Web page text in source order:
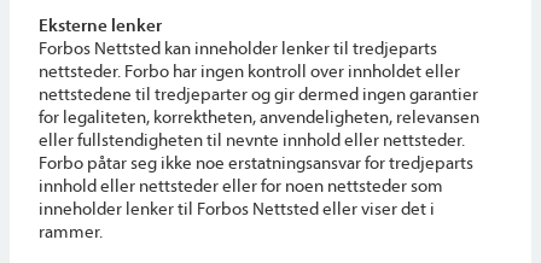
Eksterne lenker
Forbos Nettsted kan inneholder lenker til tredjeparts
nettsteder. Forbo har ingen kontroll over innholdet eller
nettstedene til tredjeparter og gir dermed ingen garantier
for legaliteten, korrektheten, anvendeligheten, relevansen
eller fullstendigheten til nevnte innhold eller nettsteder.
Forbo påtar seg ikke noe erstatningsansvar for tredjeparts
innhold eller nettsteder eller for noen nettsteder som
inneholder lenker til Forbos Nettsted eller viser det i
rammer.